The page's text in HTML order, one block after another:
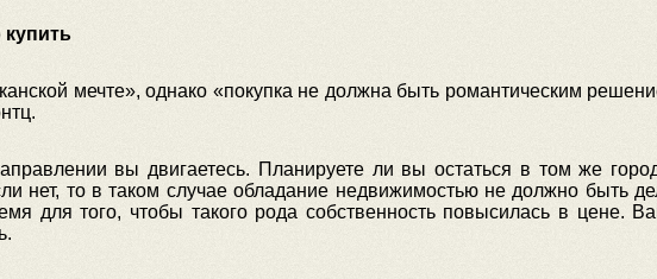
мечте», однако «покупка не должна быть романтическим
вы двигаетесь. Планируете ли вы остаться в том же
нет, то в таком случае обладание недвижимостью не должно быть
для того, чтобы такого рода собственность повысилась в цене.